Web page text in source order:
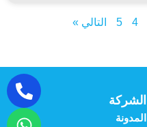
4
5 التالي »
الشركة
المدونة